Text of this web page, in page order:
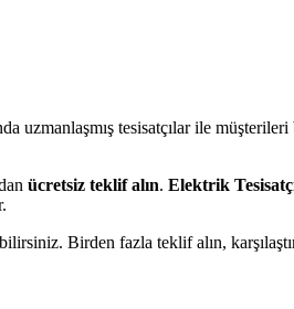
uzmanlaşmış tesisatçılar ile
ücretsiz teklif alın. Elektrik
Birden fazla teklif alın,